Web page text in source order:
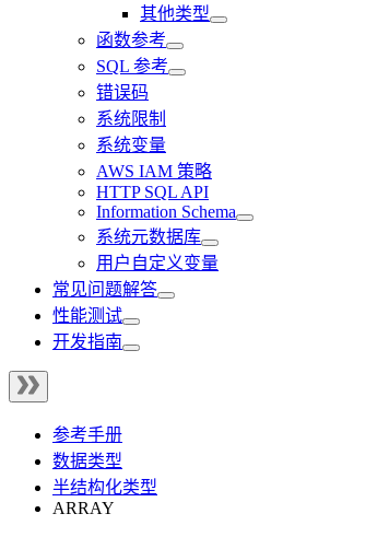
其他类型
函数参考
SQL 参考
错误码
系统限制
系统变量
AWS IAM 策略
HTTP SQL API
Information Schema
系统元数据库
用户自定义变量
常见问题解答
性能测试
开发指南
参考手册
数据类型
半结构化类型
ARRAY